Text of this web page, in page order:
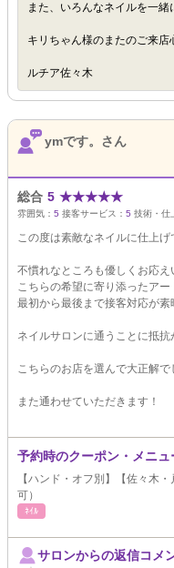
また、いろんなネイルを一緒
キリちゃん様のまたのご来
ルチア佐々木
ymです。さん
総合 5 ★★★★★
雰囲気： 5 接客サービス： 5 技術・仕
この度は素敵なネイルに仕上
不慣れなところも優しくお応え
こちらの希望に寄り添ったアー
最初から最後まで接客対応が素
ネイルサロンに通うことに抵
こちらのお店を選んで大正解で
また通わせていただきます！
予約時のクーポン・メニュ
【ハンド・オフ別】【佐々木
可）
ﾈｲﾙ
サロンからの返信コメ